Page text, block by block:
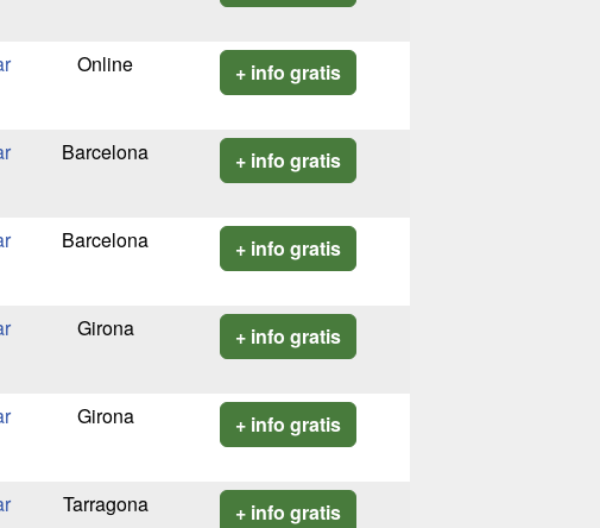
Online + info gratis
Barcelona + info gratis
Barcelona + info gratis
Girona + info gratis
Girona + info gratis
Tarragona + info gratis